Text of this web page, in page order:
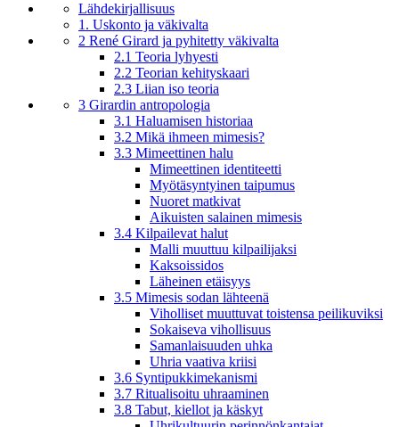
Lähdekirjallisuus
1. Uskonto ja väkivalta
2 René Girard ja pyhitetty väkivalta
2.1 Teoria lyhyesti
2.2 Teorian kehityskaari
2.3 Liian iso teoria
3 Girardin antropologia
3.1 Haluamisen historiaa
3.2 Mikä ihmeen mimesis?
3.3 Mimeettinen halu
Mimeettinen identiteetti
Myötäsyntyinen taipumus
Nuoret matkivat
Aikuisten salainen mimesis
3.4 Kilpailevat halut
Malli muuttuu kilpailijaksi
Kaksoissidos
Läheinen etäisyys
3.5 Mimesis sodan lähteenä
Viholliset muuttuvat toistensa peilikuviksi
Sokaiseva vihollisuus
Samanlaisuuden uhka
Uhria vaativa kriisi
3.6 Syntipukkimekanismi
3.7 Ritualisoitu uhraaminen
3.8 Tabut, kiellot ja käskyt